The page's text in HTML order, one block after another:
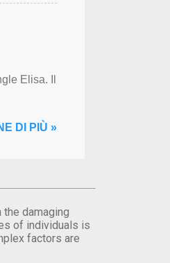
Elisa. Il
DI PIÙ »
damaging
of individuals is
factors are